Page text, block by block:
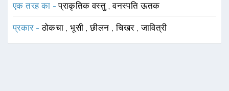
एक तरह का -प्राकृतिक वस्तु ,वनस्पति ऊतक
प्रकार -ठोकचा ,भूसी ,छीलन ,चिखर ,जावित्री